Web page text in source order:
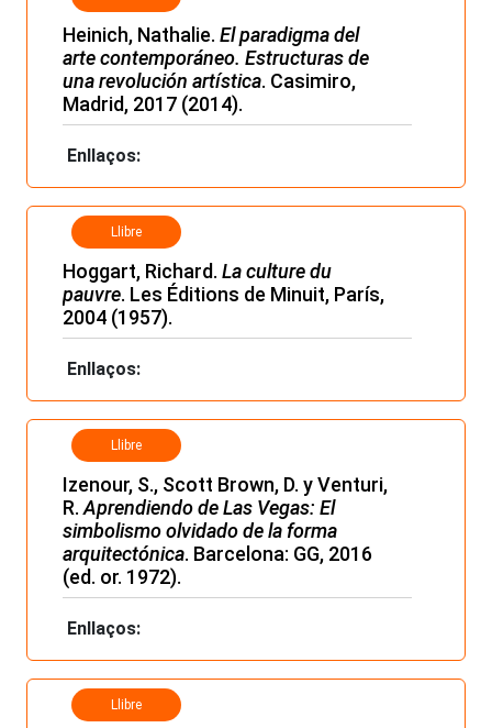
Heinich, Nathalie. El paradigma del
arte contemporáneo. Estructuras de
una revolución artística. Casimiro,
Madrid, 2017 (2014).
Enllaços:
Llibre
Hoggart, Richard. La culture du
pauvre. Les Éditions de Minuit, París,
2004 (1957).
Enllaços:
Llibre
Izenour, S., Scott Brown, D. y Venturi,
R. Aprendiendo de Las Vegas: El
simbolismo olvidado de la forma
arquitectónica. Barcelona: GG, 2016
(ed. or. 1972).
Enllaços:
Llibre